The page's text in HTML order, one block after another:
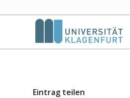
Eintrag teilen